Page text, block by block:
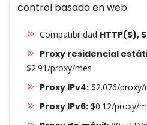
control basado en web.
Compatibilidad HTTP(S),
Proxy residencial
$2.91/proxy/mes
Proxy IPv4:$2.076/proxy/
Proxy IPv6:$0.12/proxy/